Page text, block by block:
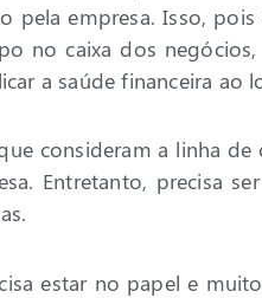
pela empresa. Isso,
no caixa dos
a saúde financeira ao
consideram a linha
Entretanto, precisa
estar no papel e